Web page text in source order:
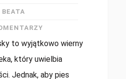
BEATA
to wyjątkowo wierny
który uwielbia
Jednak, aby pies